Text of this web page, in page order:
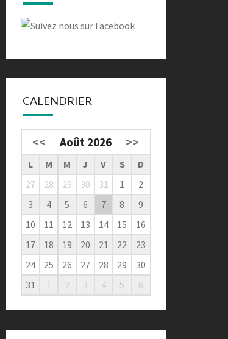
CALENDRIER
<< Août 2026 >>
L M M J V S
D
27
28 29 30 31 1
2
3
4 5 6 7 8
9
10
11 12 13 14 15
16
17
18 19 20 21 22
23
24
25 26 27 28 29
30
31
1 2 3 4 5 6